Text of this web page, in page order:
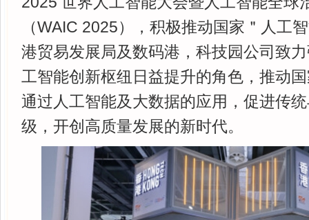
（WAIC 2025），积极推动国家＂人工
港贸易发展局及数码港，科技园公司致
工智能创新枢纽日益提升的角色，推动
通过人工智能及大数据的应用，促进传
级，开创高质量发展的新时代。